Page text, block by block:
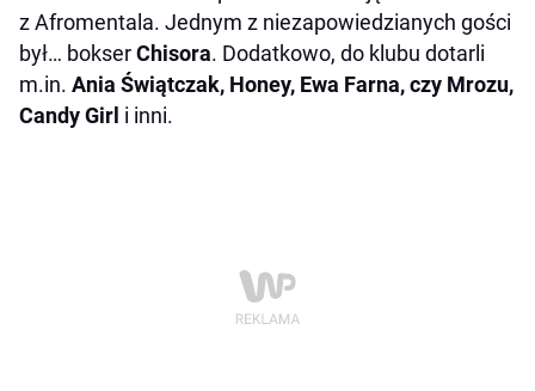
z Afromentala. Jednym z niezapowiedzianych gości
był… bokserChisora. Dodatkowo, do klubu dotarli
m.in. Ania Świątczak, Honey, Ewa Farna, czy Mrozu,
Candy Girl i inni.